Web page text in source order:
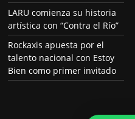
LARU comienza su historia
artística con “Contra el Río”
Rockaxis apuesta por el
talento nacional con Estoy
Bien como primer invitado